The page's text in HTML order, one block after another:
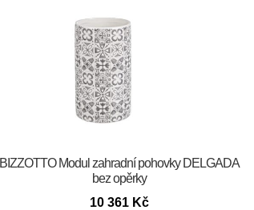
BIZZOTTO Modul zahradní pohovky DELGADA
bez opěrky
10 361 Kč